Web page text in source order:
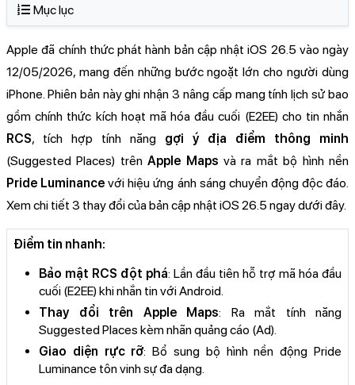
Mục lục
Apple đã chính thức phát hành bản cập nhật iOS 26.5 vào ngày
12/05/2026, mang đến những bước ngoặt lớn cho người dùng
iPhone. Phiên bản này ghi nhận 3 nâng cấp mang tính lịch sử bao
gồm chính thức kích hoạt mã hóa đầu cuối (E2EE) cho tin nhắn
RCS, tích hợp tính năng gợi ý địa điểm thông minh
(Suggested Places) trênApple Maps và ra mắt bộ hình nền
Pride Luminance với hiệu ứng ánh sáng chuyển động độc đáo.
Xem chi tiết 3 thay đổi của bản cập nhật iOS 26.5 ngay dưới đây.
Điểm tin nhanh:
Bảo mật RCS đột phá: Lần đầu tiên hỗ trợ mã hóa đầu
cuối (E2EE) khi nhắn tin với Android.
Thay đổi trên Apple Maps: Ra mắt tính năng
Suggested Places kèm nhãn quảng cáo (Ad).
Giao diện rực rỡ: Bổ sung bộ hình nền động Pride
Luminance tôn vinh sự đa dạng.